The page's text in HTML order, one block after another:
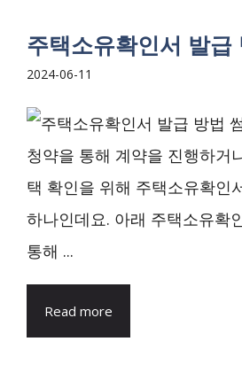
주택소유확인서 발급
2024-06-11
청약을 통해 계약을 진행하거
택 확인을 위해 주택소유확인
하나인데요. 아래 주택소유확
통해 ...
Read more